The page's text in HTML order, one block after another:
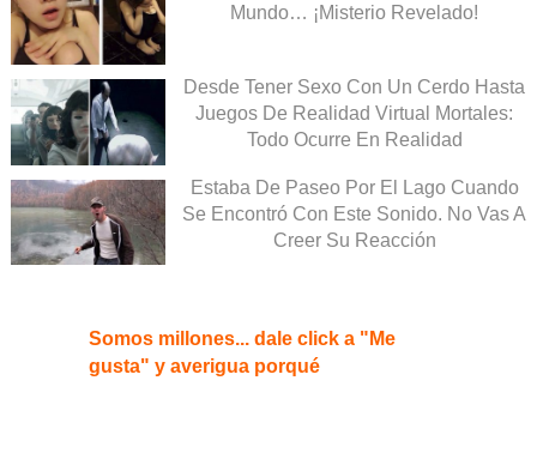
Mundo… ¡Misterio Revelado!
Desde Tener Sexo Con Un Cerdo Hasta
Juegos De Realidad Virtual Mortales:
Todo Ocurre En Realidad
Estaba De Paseo Por El Lago Cuando
Se Encontró Con Este Sonido. No Vas A
Creer Su Reacción
Somos millones... dale click a "Me
gusta" y averigua porqué